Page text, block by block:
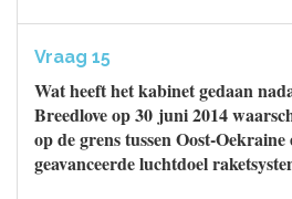
Vraag 15
Wat heeft het kabinet gedaan
Breedlove op 30 juni 2014
op de grens tussen Oost-
geavanceerde luchtdoel